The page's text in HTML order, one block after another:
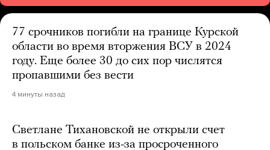
77 срочников погибли на границе Курской
области во время вторжения ВСУ в 2024
году. Еще более 30 до сих пор числятся
пропавшими без вести
4 минуты назад
Светлане Тихановской не открыли счет
в польском банке из-за просроченного